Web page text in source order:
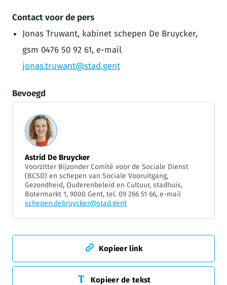
Contact voor de pers
Jonas Truwant, kabinet schepen De Bruycker,
gsm 0476 50 92 61, e-mail
jonas.truwant@stad.gent
Bevoegd
Astrid De Bruycker
Voorzitter Bijzonder Comité voor de Sociale Dienst
(BCSD) en schepen van Sociale Vooruitgang,
Gezondheid, Ouderenbeleid en Cultuur, stadhuis,
Botermarkt 1, 9000 Gent, tel. 09 266 51 66, e-mail
schepen.debruycker@stad.gent
Kopieer link
Kopieer de tekst